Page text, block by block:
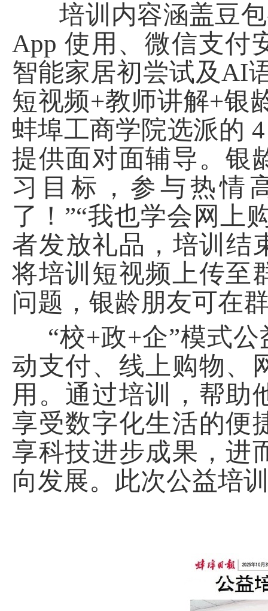
培训内容涵盖豆包
App 使用、微信支付
智能家居初尝试及AI
短视频+教师讲解+银
蚌埠工商学院选派的
提供面对面辅导。银
习 目标 ，参与热情
了！”“我也学会网上
者发放礼品， 培训结
将培训短视频上传至
问题，银龄朋友可在
“校+政+企”模式
动支付、线上购物、
用。通过培训，帮助
享受数字化生活的便
享科技进步成果，进
向发展。此次公益培